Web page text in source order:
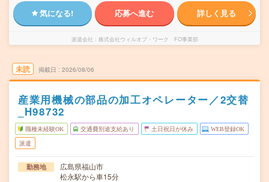
気になる! 応募へ進む 詳しく見る
派遣会社 株式会社ウィルオブ・ワーク FO事業部
未読 掲載日 2026/08/06
産業用機械の部品の加工オペレーター／2交替
_H98732
職種未経験OK 交通費別途支給あり 土日祝日が休み WEB登録OK
派遣
勤務地
広島県福山市
松永駅から車15分